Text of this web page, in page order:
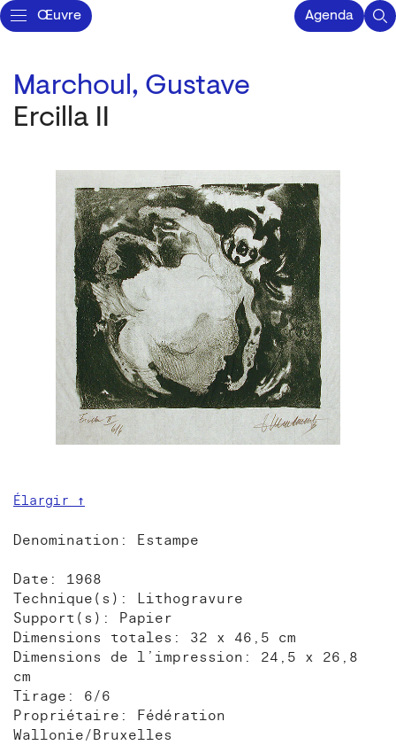
Œuvre Agenda
Marchoul, Gustave
Ercilla II
Élargir ↑
Denomination: Estampe
Date: 1968
Technique(s): Lithogravure
Support(s): Papier
Dimensions totales: 32 x 46,5 cm
Dimensions de l’impression: 24,5 x 26,8
cm
Tirage: 6/6
Propriétaire: Fédération
Wallonie/Bruxelles